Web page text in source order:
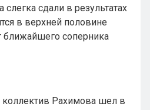
слегка сдали в результатах
в верхней половине
ближайшего соперника
коллектив Рахимова шел в